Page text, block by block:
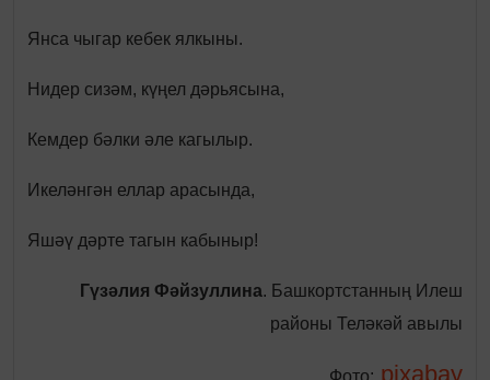
Янса чыгар кебек ялкыны.
Нидер сизәм, күңел дәрьясына,
Кемдер бәлки әле кагылыр.
Икеләнгән еллар арасында,
Яшәү дәрте тагын кабыныр!
Гүзәлия Фәйзуллина. Башкортстанның Илеш
районы Теләкәй авылы
Фото: pixabay